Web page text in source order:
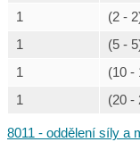
1
(2 -
1
(5 -
1
(10 -
1
(20 -
8011 - oddělení síly a